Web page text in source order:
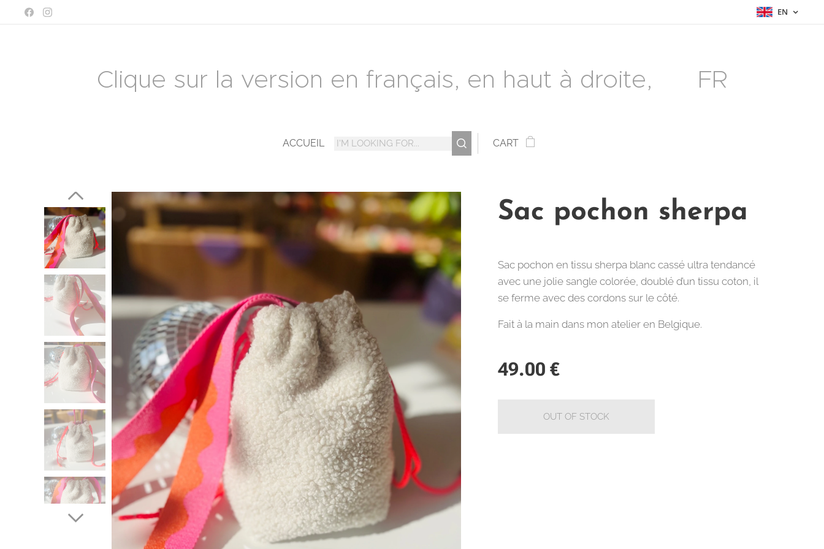
EN
Clique sur la version en français, en haut à droite, 🇫🇷 FR
ACCUEIL CART
Sac pochon sherpa
Sac pochon en tissu sherpa blanc cassé ultra tendancé
avec une jolie sangle colorée, doublé d’un tissu coton, il
se ferme avec des cordons sur le côté.
Fait à la main dans mon atelier en Belgique.
49.00 €
OUT OF STOCK